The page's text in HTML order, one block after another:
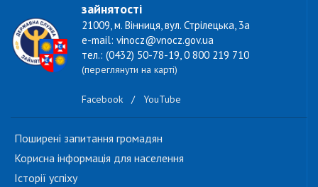
зайнятості
21009, м. Вінниця, вул. Стрілецька, 3а
e-mail: vinocz@vnocz.gov.ua
тел.: (0432) 50-78-19, 0 800 219 710
(переглянути на карті)
Facebook / YouTube
Поширені запитання громадян
Корисна інформація для населення
Історії успіху